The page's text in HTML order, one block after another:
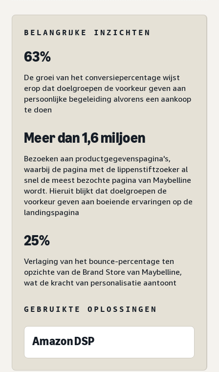
BELANGRIJKE INZICHTEN
63%
De groei van het conversiepercentage wijst
erop dat doelgroepen de voorkeur geven aan
persoonlijke begeleiding alvorens een aankoop
te doen
Meer dan 1,6 miljoen
Bezoeken aan productgegevenspagina's,
waarbij de pagina met de lippenstiftzoeker al
snel de meest bezochte pagina van Maybelline
wordt. Hieruit blijkt dat doelgroepen de
voorkeur geven aan boeiende ervaringen op de
landingspagina
25%
Verlaging van het bounce-percentage ten
opzichte van de Brand Store van Maybelline,
wat de kracht van personalisatie aantoont
GEBRUIKTE OPLOSSINGEN
Amazon DSP